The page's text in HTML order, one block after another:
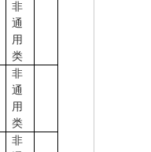
非
通
用
类
非
通
用
类
非